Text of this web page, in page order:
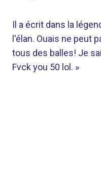
Il a écrit dans la
l'élan. Ouais ne peut
tous des balles! Je
Fvck you 50 lol. »